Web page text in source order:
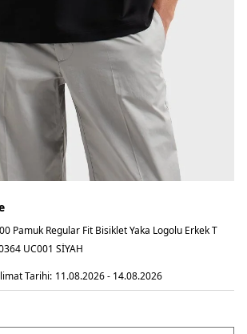
Pamuk Regular Fit Bisiklet Yaka Logolu Erkek T
UC001 SİYAH
Tarihi: 11.08.2026 - 14.08.2026